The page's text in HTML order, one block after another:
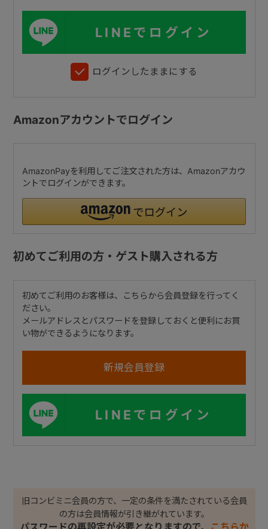
LINEでログイン
ログインしたままにする
Amazonアカウントでログイン
AmazonPayを利用してご注文された方は、Amazonアカウ
ントでログインができます。
初めてご利用の方・ゲスト購入される方
初めてご利用のお客様は、こちらから会員登録を行ってく
ださい。
メールアドレスとパスワードを登録しておくと便利にお買
い物ができるようになります。
LINEでログイン
旧コンビミニ会員の方で、一定の条件を満たされている会員
の方は会員情報が引き継がれています。